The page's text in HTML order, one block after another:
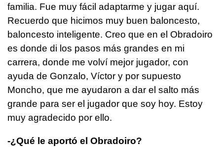
familia. Fue muy fácil adaptarme y jugar aquí.
Recuerdo que hicimos muy buen baloncesto,
baloncesto inteligente. Creo que en el Obradoiro
es donde di los pasos más grandes en mi
carrera, donde me volví mejor jugador, con
ayuda de Gonzalo, Víctor y por supuesto
Moncho, que me ayudaron a dar el salto más
grande para ser el jugador que soy hoy. Estoy
muy agradecido por ello.
-¿Qué le aportó el Obradoiro?